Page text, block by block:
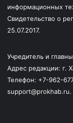
информационных
Свидетельство о
25.07.2017.
Учредитель и
Адрес редакции: г.
Телефон: +7-962-
support@prokhab.ru.